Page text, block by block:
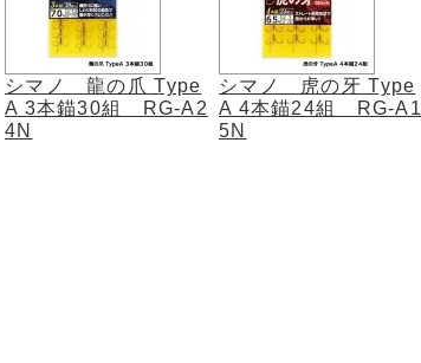
シマノ 龍の爪 Type
A 3本錨30組 RG-A2
4N
シマノ 虎の牙 Type
A 4本錨24組 RG-A1
5N